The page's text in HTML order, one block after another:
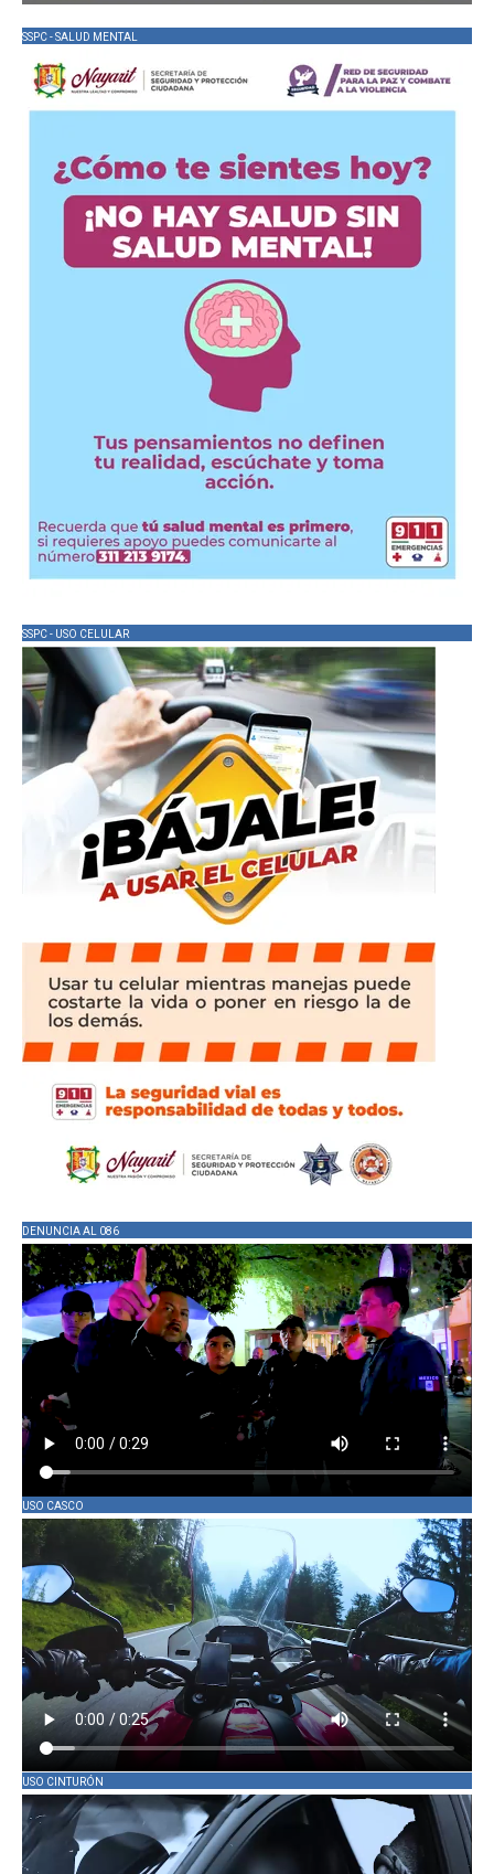
SSPC - SALUD MENTAL
SSPC - USO CELULAR
DENUNCIA AL 086
USO CASCO
USO CINTURÓN